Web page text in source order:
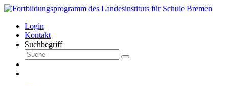
Login
Kontakt
Suchbegriff